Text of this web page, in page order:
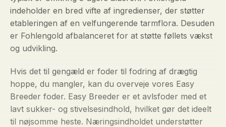
indeholder en bred vifte af ingredienser, der støtter
etableringen af en velfungerende tarmflora. Desuden
er Fohlengold afbalanceret for at støtte føllets vækst
og udvikling.
Hvis det til gengæld er foder til fodring af drægtig
hoppe, du mangler, kan du overveje vores Easy
Breeder foder. Easy Breeder er et avlsfoder med et
lavt sukker- og stivelsesindhold, hvilket gør det ideelt
til nøjsomme heste. Næringsindholdet understøtter